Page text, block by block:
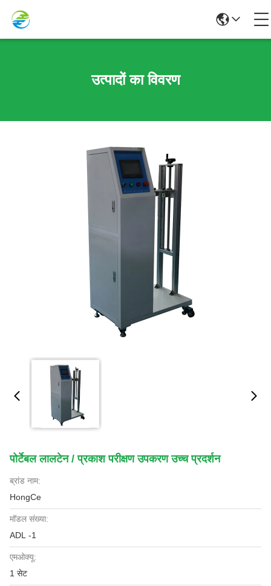
उत्पादों का विवरण
पोर्टेबल लालटेन / प्रकाश परीक्षण उपकरण उच्च प्रदर्शन
ब्रांड नाम:
HongCe
मॉडल संख्या:
ADL -1
एमओक्यू:
1 सेट